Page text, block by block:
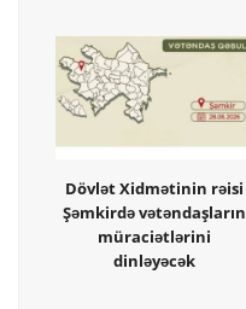
Dövlət Xidmətinin rəisi
Şəmkirdə vətəndaşların
müraciətlərini
dinləyəcək